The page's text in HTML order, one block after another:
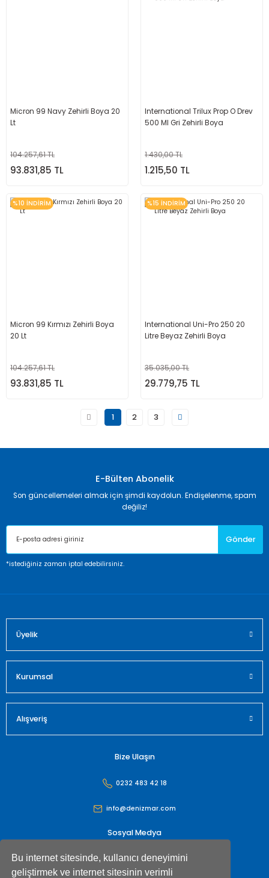
Bu internet sitesinde, kullanıcı deneyimini
geliştirmek ve internet sitesinin verimli
Micron 99 Navy Zehirli Boya 20
Lt
104.257,61 TL
93.831,85 TL
International Trilux Prop O Drev
500 Ml Gri Zehirli Boya
1.430,00 TL
1.215,50 TL
%10 İNDİRİM
Micron 99 Kırmızı Zehirli Boya
20 Lt
104.257,61 TL
93.831,85 TL
%15 İNDİRİM
International Uni-Pro 250 20
Litre Beyaz Zehirli Boya
35.035,00 TL
29.779,75 TL
1 2 3
E-Bülten Abonelik
Son güncellemeleri almak için şimdi kaydolun. Endişelenme, spam
değiliz!
Gönder
*istediğiniz zaman iptal edebilirsiniz.
Üyelik
Kurumsal
Alışveriş
Bize Ulaşın
0232 483 42 18
info@denizmar.com
Sosyal Medya